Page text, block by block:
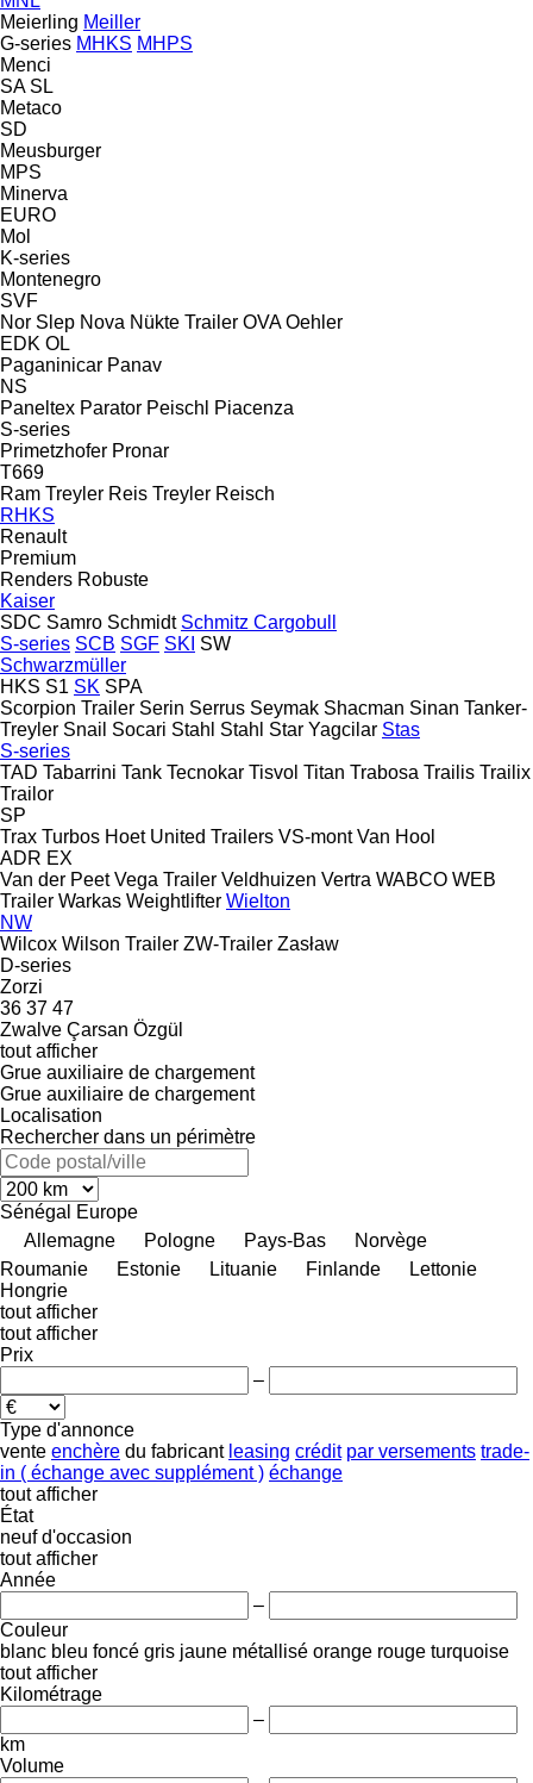
Meierling Meiller
G-series MHKS MHPS
Menci
SA SL
Metaco
SD
Meusburger
MPS
Minerva
EURO
Mol
K-series
Montenegro
SVF
Nor Slep Nova Nükte Trailer OVA Oehler
EDK OL
Paganinicar Panav
NS
Paneltex Parator Peischl
Piacenza
S-series
Primetzhofer Pronar
T669
Ram Treyler Reis Treyler Reisch
RHKS
Renault
Premium
Renders Robuste
Kaiser
SDC Samro Schmidt Schmitz Cargobull
S-series SCB SGF SKI SW
Schwarzmüller
HKS S1 SK SPA
Scorpion Trailer Serin Serrus Seymak Shacman Sinan Tanker-
Treyler Snail Socari Stahl Stahl Star Yagcilar Stas
S-series
TAD Tabarrini Tank Tecnokar Tisvol Titan Trabosa Trailis Trailix
Trailor
SP
Trax Turbos Hoet United Trailers VS-mont Van Hool
ADR EX
Van der Peet Vega Trailer Veldhuizen Vertra WABCO WEB
Trailer Warkas Weightlifter Wielton
NW
Wilcox Wilson Trailer ZW-Trailer Zasław
D-series
Zorzi
36 37 47
Zwalve Çarsan Özgül
tout afficher
Grue auxiliaire de chargement
Grue auxiliaire de chargement
Localisation
Rechercher dans un périmètre
Sénégal
Europe
Allemagne
Pologne Pays-Bas
Norvège
Roumanie
Estonie Lituanie Finlande
Lettonie
Hongrie
tout afficher
tout afficher
Prix
–
Type d'annonce
vente enchère du fabricant leasing crédit par versements trade-
in ( échange avec supplément ) échange
tout afficher
État
neuf d'occasion
tout afficher
Année
–
Couleur
blanc bleu foncé gris jaune métallisé orange rouge turquoise
tout afficher
Kilométrage
–
km
Volume